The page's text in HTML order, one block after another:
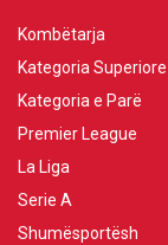
Kombëtarja
Kategoria Superiore
Kategoria e Parë
Premier League
La Liga
Serie A
Shumësportësh